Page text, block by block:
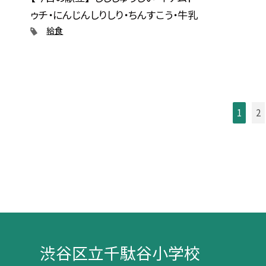
ゥチ・にんじんしりしり・ちんすこう・牛乳
給食
1 2
渋谷区立千駄谷小学校